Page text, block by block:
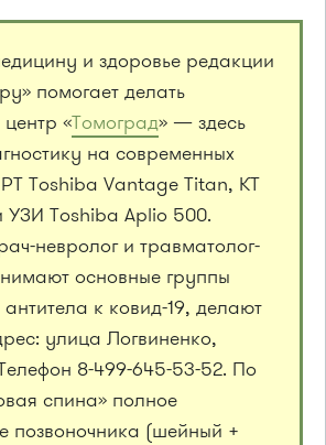
и здоровье редакции
помогает делать
«Томоград» — здесь
на современных
Toshiba Vantage Titan, КТ
УЗИ Toshiba Aplio 500.
невролог и травматолог-
основные группы
к ковид-19, делают
улица Логвиненко,
8-499-645-53-52. По
спина» полное
позвоночника (шейный +